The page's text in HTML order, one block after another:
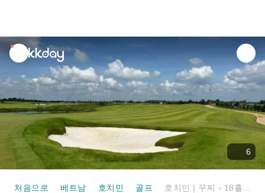
unread
notifications
6
처음으로 베트남 호치민 골프